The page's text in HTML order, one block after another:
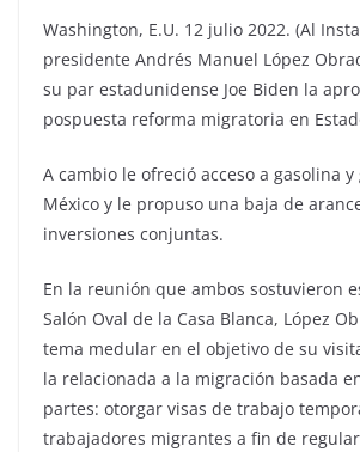
Washington, E.U. 12 julio 2022. (Al
presidente Andrés Manuel López
su par estadunidense Joe Biden la
pospuesta reforma migratoria en
A cambio le ofreció acceso a gasolina
México y le propuso una baja de
inversiones conjuntas.
En la reunión que ambos sostuvieron
Salón Oval de la Casa Blanca, López
tema medular en el objetivo de su
la relacionada a la migración basada
partes: otorgar visas de trabajo
trabajadores migrantes a fin de